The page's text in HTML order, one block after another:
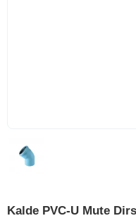
Kalde PVC-U Mute